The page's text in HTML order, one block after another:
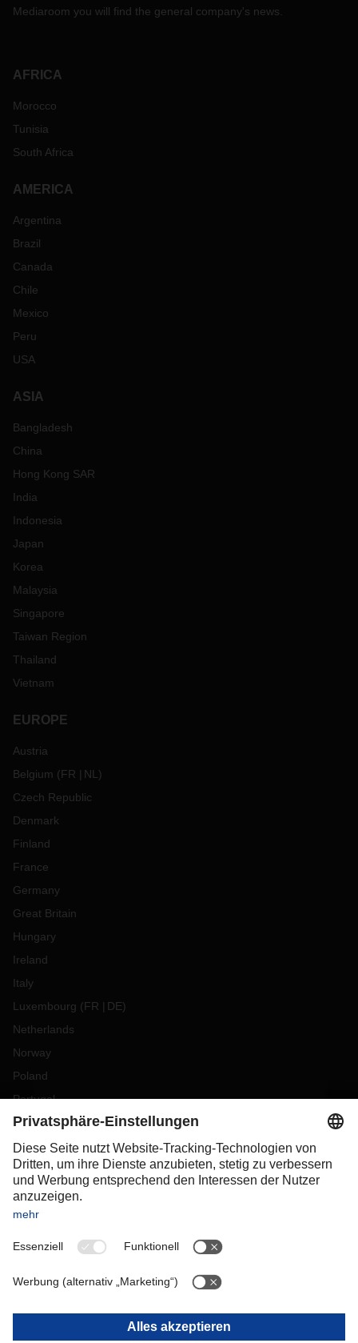
Mediaroom you will find the general company's news.
AFRICA
Morocco
Tunisia
South Africa
AMERICA
Argentina
Brazil
Canada
Chile
Mexico
Peru
USA
ASIA
Bangladesh
China
Hong Kong SAR
India
Indonesia
Japan
Korea
Malaysia
Singapore
Taiwan Region
Thailand
Vietnam
EUROPE
Austria
Belgium (FR NL )
Czech Republic
Denmark
Finland
France
Germany
Great Britain
Hungary
Ireland
Italy
Luxembourg (FR DE)
Netherlands
Norway
Poland
Portugal
Romania
Slovakia
Spain
Sweden
Switzerland
OCEANIA